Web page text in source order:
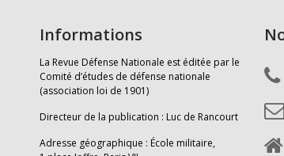
Informations
La Revue Défense Nationale est éditée par le
Comité d’études de défense nationale
(association loi de 1901)
Directeur de la publication : Luc de Rancourt
Adresse géographique : École militaire,